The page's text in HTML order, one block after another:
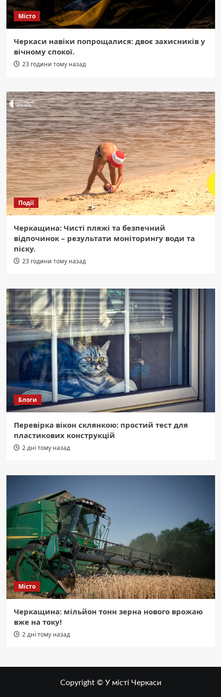
Місто
Черкаси навіки попрощалися: двоє захисників у
вічному спокої.
23 години тому назад
Події
Черкащина: Чисті пляжі та безпечний
відпочинок – результати моніторингу води та
піску.
23 години тому назад
Блоги
Перевірка вікон склянкою: простий тест для
пластикових конструкцій
2 дні тому назад
Місто
Черкащина: мільйон тонн зерна нового врожаю
вже на току!
2 дні тому назад
Copyright © У місті Черкаси